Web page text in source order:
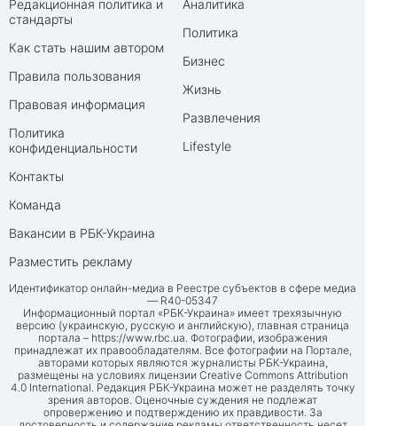
Редакционная политика и
стандарты
Как стать нашим автором
Правила пользования
Правовая информация
Политика
конфиденциальности
Контакты
Команда
Вакансии в РБК-Украина
Разместить рекламу
Аналитика
Политика
Бизнес
Жизнь
Развлечения
Lifestyle
Идентификатор онлайн-медиа в Реестре субъектов в сфере медиа
— R40-05347
Информационный портал «РБК-Украина» имеет трехязычную
версию (украинскую, русскую и английскую), главная страница
портала – https://www.rbc.ua. Фотографии, изображения
принадлежат их правообладателям. Все фотографии на Портале,
авторами которых являются журналисты РБК-Украина,
размещены на условиях лицензии Creative Commons Attribution
4.0 International. Редакция РБК-Украина может не разделять точку
зрения авторов. Оценочные суждения не подлежат
опровержению и подтверждению их правдивости. За